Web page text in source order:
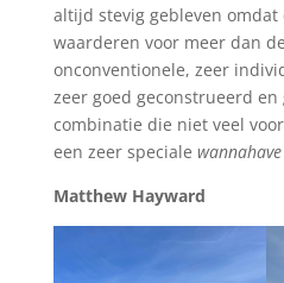
altijd stevig gebleven
waarderen voor meer dan
onconventionele, zeer
zeer goed geconstrueerd
combinatie die niet veel
een zeer speciale wannahave
Matthew Hayward